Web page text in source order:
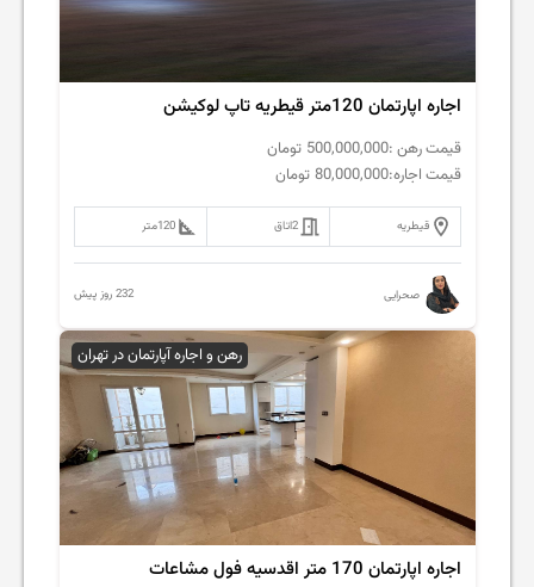
اجاره اپارتمان 120متر قیطریه تاپ لوکیشن
قیمت رهن :500,000,000 تومان
قیمت اجاره:80,000,000 تومان
قیطریه 2اتاق 120متر
صحرایی 232 روز پیش
رهن و اجاره آپارتمان در تهران
اجاره اپارتمان 170 متر اقدسیه فول مشاعات